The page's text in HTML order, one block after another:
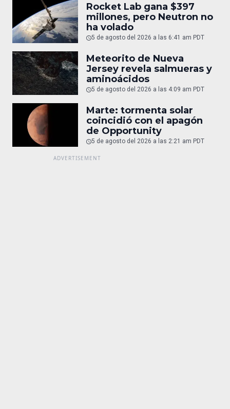
Rocket Lab gana $397
millones, pero Neutron no
ha volado
5 de agosto del 2026 a las 6:41 am PDT
Meteorito de Nueva
Jersey revela salmueras y
aminoácidos
5 de agosto del 2026 a las 4:09 am PDT
Marte: tormenta solar
coincidió con el apagón
de Opportunity
5 de agosto del 2026 a las 2:21 am PDT